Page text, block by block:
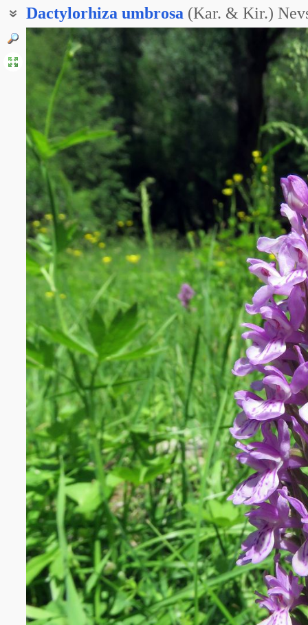
Dactylorhiza umbrosa (Kar. & Kir.)
Пальцекорник санасунитский
Пальчатокоренник Кочи
Пальчатокоренник санасунитский
Пальчатокорник санасунитский
Ятрышник санасунитский
Ятрышник теневой